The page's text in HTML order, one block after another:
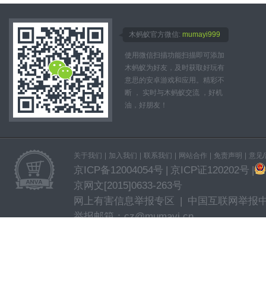
木蚂蚁官方微信: mumayi999
使用微信扫描功能扫描即可添加
木蚂蚁为好友，及时获取好玩有
意思的安卓游戏和应用。精彩不
断 ， 实时与木蚂蚁交流 ，好机
油，好朋友！
关于我们 加入我们 联系我们 网站合作 免责声明 意见
京ICP备12004054号 | 京ICP证120202号 |
京网文[2015]0633-263号
网上有害信息举报专区 | 中国互联网举报
举报邮箱：cz@mumayi.cn